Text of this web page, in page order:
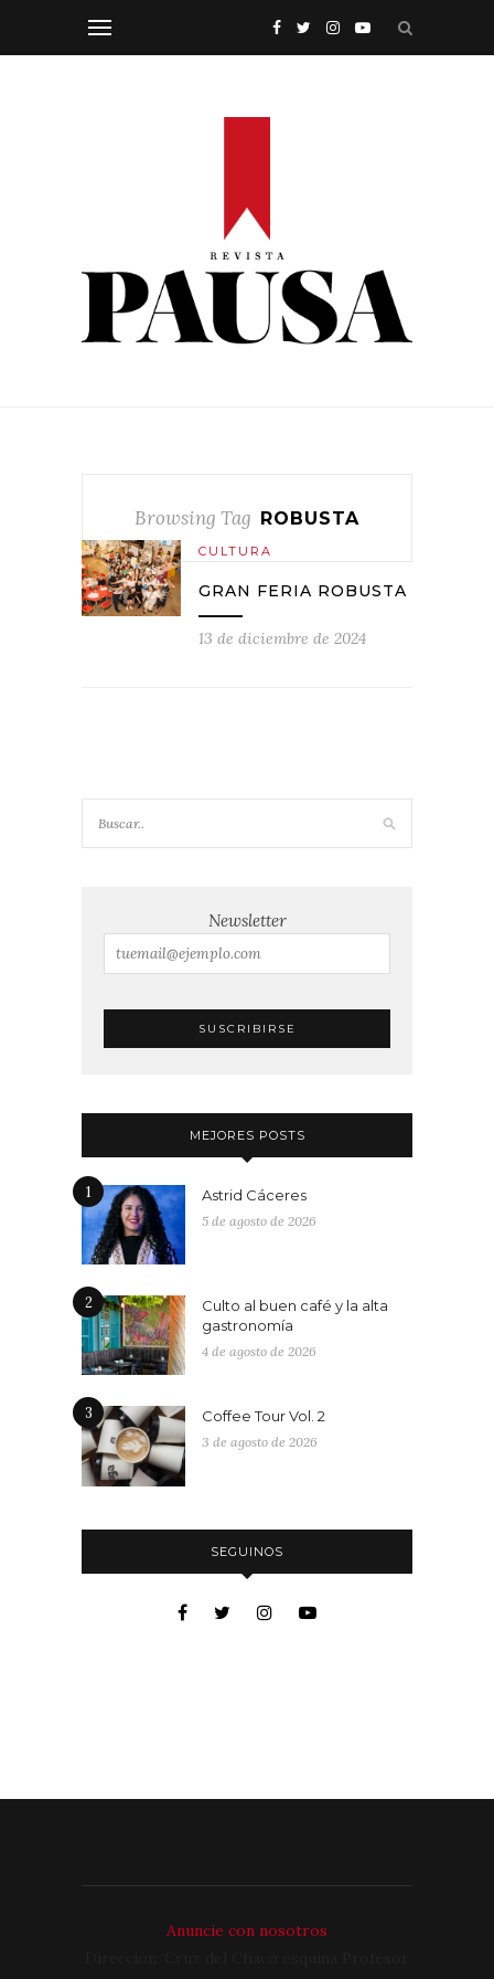
Browsing Tag ROBUSTA
CULTURA
GRAN FERIA ROBUSTA
13 de diciembre de 2024
Newsletter
MEJORES POSTS
1 Astrid Cáceres
5 de agosto de 2026
2
Culto al buen café y la alta
gastronomía
4 de agosto de 2026
3 Coffee Tour Vol. 2
3 de agosto de 2026
SEGUINOS
Anuncie con nosotros